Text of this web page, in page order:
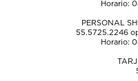
Horario:
PERSONAL
55.5725.2246
Horario: